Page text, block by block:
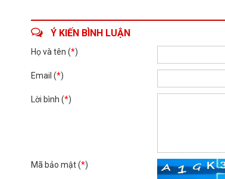
Ý KIẾN BÌNH LUẬN
Họ và tên (*)
Email (*)
Lời bình (*)
Mã bảo mật (*)